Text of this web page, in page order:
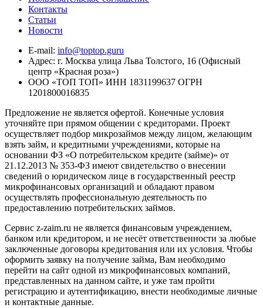
Контакты
Статьи
Новости
E-mail: info@toptop.guru
Адрес: г. Москва улица Льва Толстого, 16 (Офисный
центр «Красная роза»)
ООО «ТОП ТОП» ИНН 1831199637 ОГРН
1201800016835
Предложение не является офертой. Конечные условия
уточняйте при прямом общении с кредиторами. Проект
осуществляет подбор микрозаймов между лицом, желающим
взять займ, и кредитными учреждениями, которые на
основании ФЗ «О потребительском кредите (займе)» от
21.12.2013 № 353-ФЗ имеют свидетельство о внесении
сведений о юридическом лице в государственный реестр
микрофинансовых организаций и обладают правом
осуществлять профессиональную деятельность по
предоставлению потребительских займов.
Сервис z-zaim.ru не является финансовым учреждением,
банком или кредитором, и не несёт ответственности за любые
заключенные договоры кредитования или их условия. Чтобы
оформить заявку на получение займа, Вам необходимо
перейти на сайт одной из микрофинансовых компаний,
представленных на данном сайте, и уже там пройти
регистрацию и аутентификацию, внести необходимые личные
и контактные данные.